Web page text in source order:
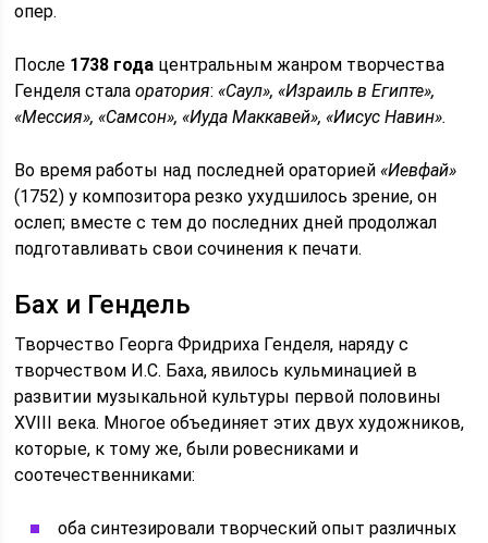
опер.
После 1738 года центральным жанром творчества
Генделя сталаоратория:«Саул», «Израиль в Египте»,
«Мессия», «Самсон», «Иуда Маккавей», «Иисус Навин».
Во время работы над последней ораторией«Иевфай»
(1752) у композитора резко ухудшилось зрение, он
ослеп; вместе с тем до последних дней продолжал
подготавливать свои сочинения к печати.
Бах и Гендель
Творчество Георга Фридриха Генделя, наряду с
творчеством И.С. Баха, явилось кульминацией в
развитии музыкальной культуры первой половины
XVIII века. Многое объединяет этих двух художников,
которые, к тому же, были ровесниками и
соотечественниками:
оба синтезировали творческий опыт различных